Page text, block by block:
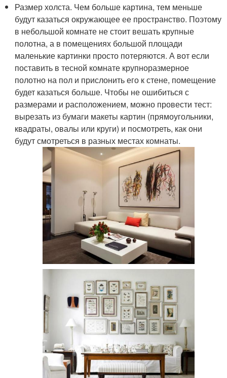
Размер холста. Чем больше картина, тем меньше
будут казаться окружающее ее пространство. Поэтому
в небольшой комнате не стоит вешать крупные
полотна, а в помещениях большой площади
маленькие картинки просто потеряются. А вот если
поставить в тесной комнате крупноразмерное
полотно на пол и прислонить его к стене, помещение
будет казаться больше. Чтобы не ошибиться с
размерами и расположением, можно провести тест:
вырезать из бумаги макеты картин (прямоугольники,
квадраты, овалы или круги) и посмотреть, как они
будут смотреться в разных местах комнаты.